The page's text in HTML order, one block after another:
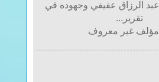
الرزاق عفيفي وجهوده في
تقرير...
مؤلف غير معروف